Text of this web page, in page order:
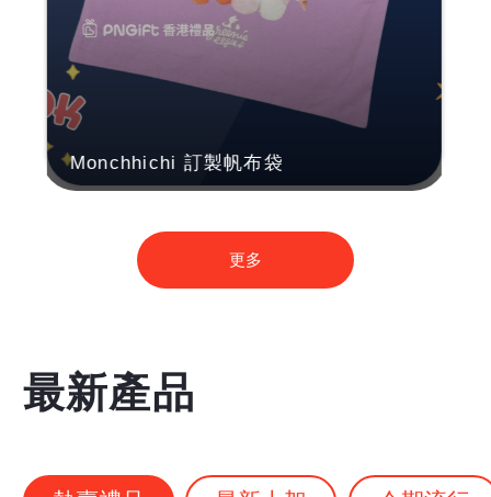
Monchhichi 訂製帆布袋
更多
最新產品